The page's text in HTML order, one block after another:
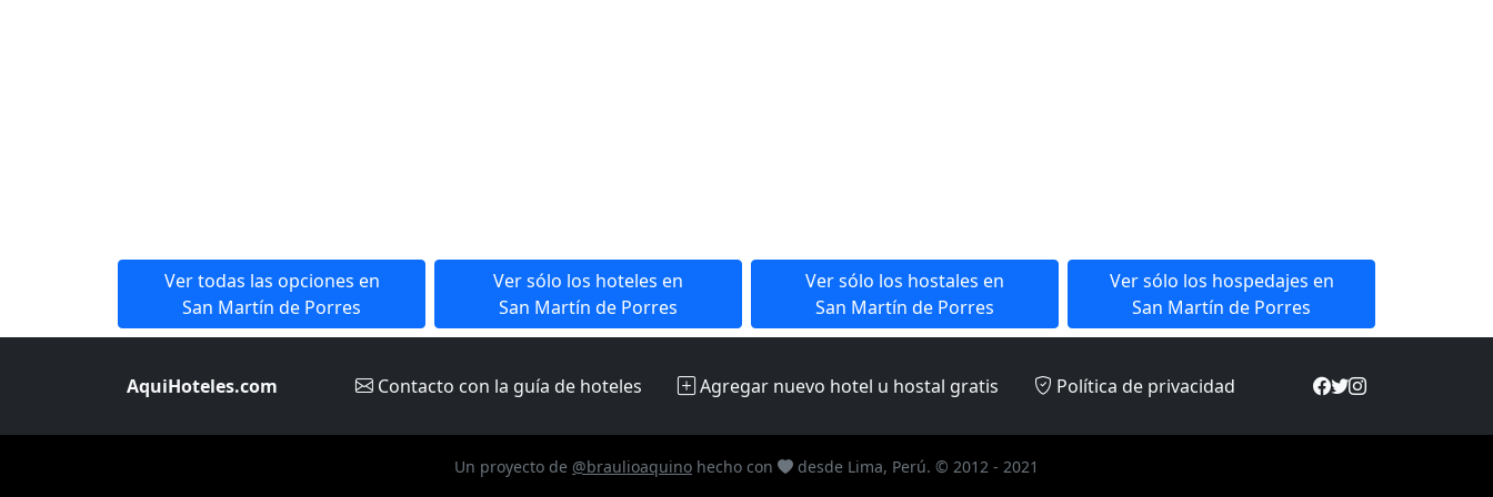
Ver todas las opciones en
San Martín de Porres
Ver sólo los hoteles en
San Martín de Porres
Ver sólo los hostales en
San Martín de Porres
Ver sólo los hospedajes en
San Martín de Porres
AquiHoteles.com Contacto con la guía de hoteles Agregar nuevo hotel u hostal gratis Política de privacidad
Un proyecto de @braulioaquino hecho con desde Lima, Perú. © 2012 - 2021